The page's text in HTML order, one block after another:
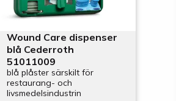
Wound Care dispenser
blå Cederroth
51011009
blå plåster särskilt för
restaurang- och
livsmedelsindustrin